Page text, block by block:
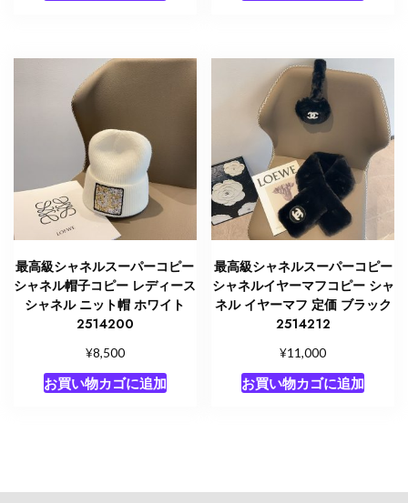
最高級シャネルスーパーコピー
シャネル帽子コピー レディース
シャネル ニット帽 ホワイト
2514200
¥8,500
お買い物カゴに追加
最高級シャネルスーパーコピー
シャネルイヤーマフコピー シャ
ネル イヤーマフ 定価 ブラック
2514212
¥11,000
お買い物カゴに追加